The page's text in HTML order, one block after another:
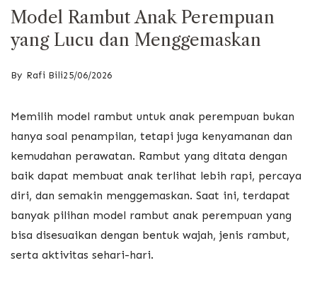
Model Rambut Anak Perempuan
yang Lucu dan Menggemaskan
By Rafi Bili25/06/2026
Memilih model rambut untuk anak perempuan bukan
hanya soal penampilan, tetapi juga kenyamanan dan
kemudahan perawatan. Rambut yang ditata dengan
baik dapat membuat anak terlihat lebih rapi, percaya
diri, dan semakin menggemaskan. Saat ini, terdapat
banyak pilihan model rambut anak perempuan yang
bisa disesuaikan dengan bentuk wajah, jenis rambut,
serta aktivitas sehari-hari.